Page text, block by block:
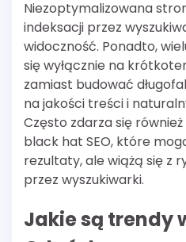
Niezoptymalizowana
indeksacji przez
widoczność. Ponadto,
się wyłącznie na
zamiast budować
na jakości treści i
Często zdarza się
black hat SEO, które
rezultaty, ale wiążą się z
przez wyszukiwarki.
Jakie są trendy